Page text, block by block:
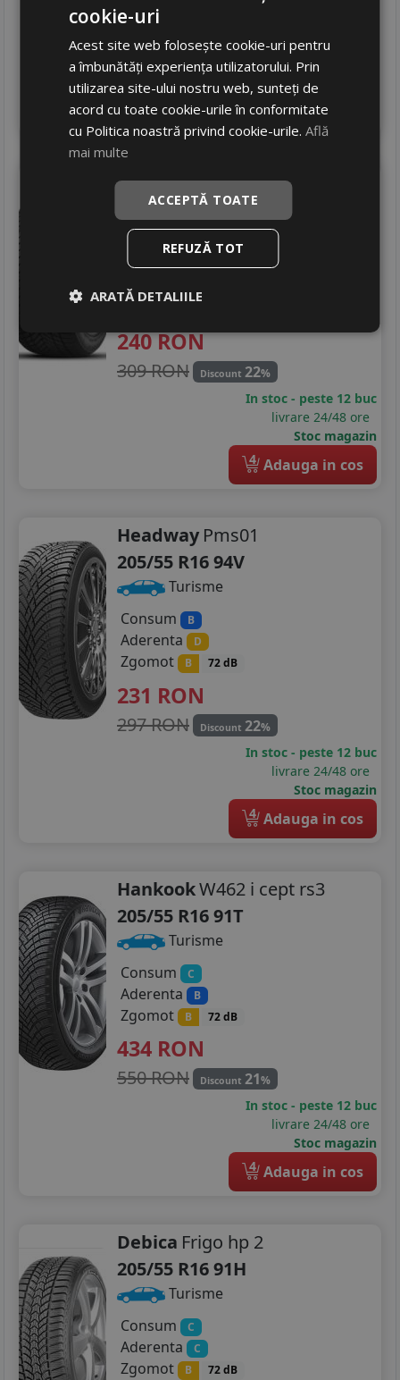
381 RON
In stoc - peste 12 buc
livrare 24/48 ore
Stoc magazin
4 Adauga in cos
TerceloCroseason 4s
205/55 R16 91V
Turisme
Consum C
Aderenta
240RON
309 RON Discount 22%
In stoc - peste 12 buc
livrare 24/48 ore
Stoc magazin
4 Adauga in cos
Headway Pms01
205/55 R16 94V
Turisme
Consum
B
Aderenta D
Zgomot B 72 dB
231 RON
297 RON Discount 22%
In stoc - peste 12 buc
livrare 24/48 ore
Stoc magazin
4 Adauga in cos
HankookW462 i cept rs3
205/55 R16 91T
Turisme
Consum
C
Aderenta B
Zgomot B 72 dB
434 RON
550 RON Discount 21%
In stoc - peste 12 buc
livrare 24/48 ore
Stoc magazin
4 Adauga in cos
Debica Frigo hp 2
205/55 R16 91H
Turisme
Consum
C
Aderenta C
Zgomot B 72 dB
cookie-uri
Acest site web folosește cookie-uri pentru
a îmbunătăți experiența utilizatorului. Prin
utilizarea site-ului nostru web, sunteți de
acord cu toate cookie-urile în conformitate
cu Politica noastră privind cookie-urile.Află
mai multe
ACCEPTĂ TOATE
REFUZĂ TOT
ARATĂ DETALIILE